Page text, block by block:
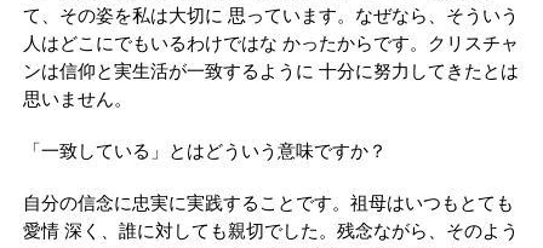
て、その姿を私は大切に 思っています。なぜなら、そういう
人はどこにでもいるわけではな かったからです。クリスチャ
ンは信仰と実生活が一致するように 十分に努力してきたとは
思いません。
「一致している」とはどういう意味ですか？
自分の信念に忠実に実践することです。祖母はいつもとても
愛情 深く、誰に対しても親切でした。残念ながら、そのよう